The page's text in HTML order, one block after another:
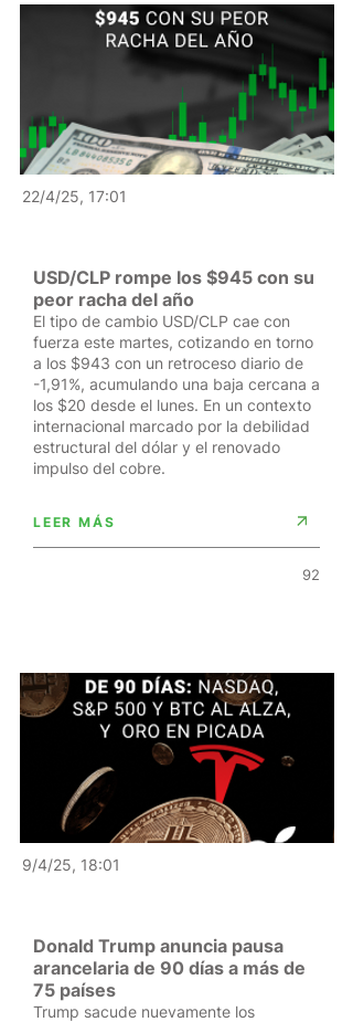
22/4/25, 17:01
USD/CLP rompe los $945 con su
peor racha del año
El tipo de cambio USD/CLP cae con
fuerza este martes, cotizando en torno
a los $943 con un retroceso diario de
-1,91%, acumulando una baja cercana a
los $20 desde el lunes. En un contexto
internacional marcado por la debilidad
estructural del dólar y el renovado
impulso del cobre.
LEER MÁS
92
9/4/25, 18:01
Donald Trump anuncia pausa
arancelaria de 90 días a más de
75 países
Trump sacude nuevamente los